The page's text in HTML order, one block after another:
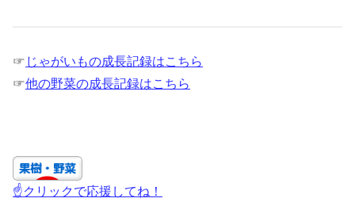
☞ じゃがいもの成長記録はこちら
☞他の野菜の成長記録はこちら
☝クリックで応援してね！